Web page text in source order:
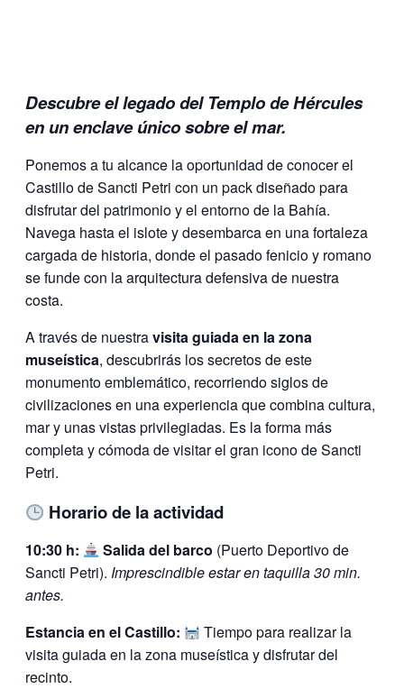
Descubre el legado del Templo de Hércules
en un enclave único sobre el mar.
Ponemos a tu alcance la oportunidad de conocer el
Castillo de Sancti Petri con un pack diseñado para
disfrutar del patrimonio y el entorno de la Bahía.
Navega hasta el islote y desembarca en una fortaleza
cargada de historia, donde el pasado fenicio y romano
se funde con la arquitectura defensiva de nuestra
costa.
A través de nuestravisita guiada en la zona
museística, descubrirás los secretos de este
monumento emblemático, recorriendo siglos de
civilizaciones en una experiencia que combina cultura,
mar y unas vistas privilegiadas. Es la forma más
completa y cómoda de visitar el gran icono de Sancti
Petri.
Horario de la actividad
10:30 h: Salida del barco (Puerto Deportivo de
Sancti Petri). Imprescindible estar en taquilla 30 min.
antes.
Estancia en el Castillo:
Tiempo para realizar la
visita guiada en la zona museística y disfrutar del
recinto.